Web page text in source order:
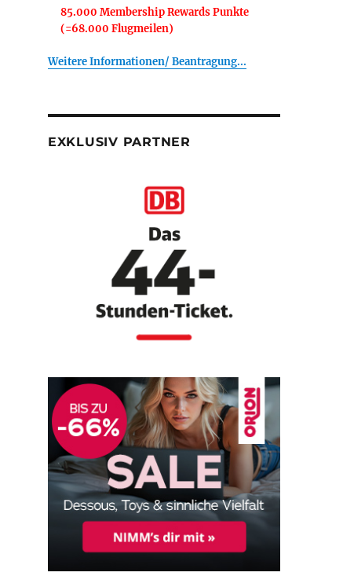
85.000 Membership Rewards Punkte
(=68.000 Flugmeilen)
Weitere Informationen/ Beantragung...
EXKLUSIV PARTNER